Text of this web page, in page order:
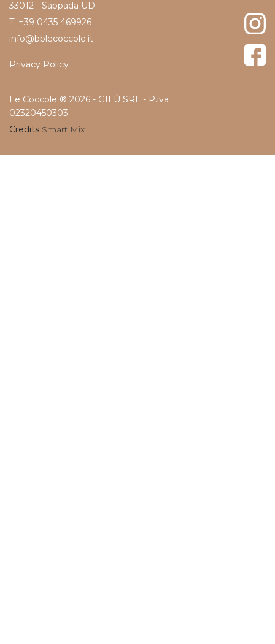
33012 - Sappada UD
T. +39 0435 469926
info@bblecoccole.it
Privacy Policy
Le Coccole ® 2026 - GILÙ SRL - P.iva
02320450303
Credits Smart Mix